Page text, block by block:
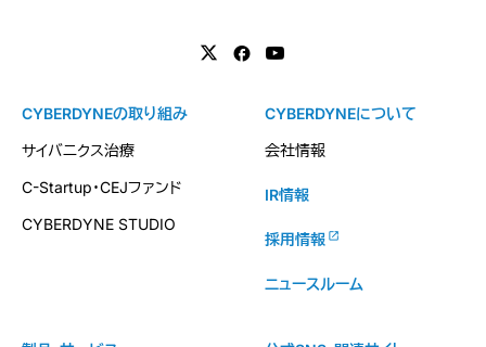
CYBERDYNEの取り組み
サイバニクス治療
C-Startup・CEJファンド
CYBERDYNE STUDIO
CYBERDYNEについて
会社情報
IR情報
採用情報
ニュースルーム